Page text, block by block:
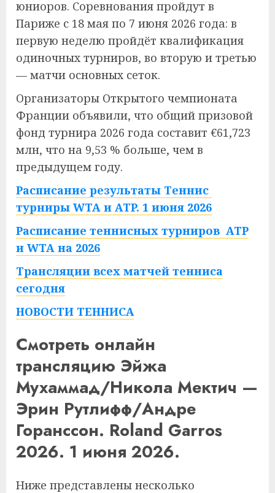
юниоров. Соревнования пройдут в
Париже с 18 мая по 7 июня 2026 года: в
первую неделю пройдёт квалификация
одиночных турниров, во вторую и третью
— матчи основных сеток.
Организаторы Открытого чемпионата
Франции объявили, что общий призовой
фонд турнира 2026 года составит €61,723
млн, что на 9,53 % больше, чем в
предыдущем году.
Расписание результаты Теннис
турниры WTA и ATP. 1 июня 2026
Расписание теннисных турниров ATP
и WTA на 2026
Трансляции всех матчей тенниса
сегодня
НОВОСТИ ТЕННИСА
Смотреть онлайн
трансляцию Эйжа
Мухаммад/Никола Мектич —
Эрин Рутлифф/Андре
Горанссон. Roland Garros
2026. 1 июня 2026.
Ниже представлены несколько